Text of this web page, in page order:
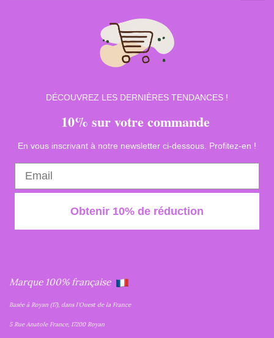
DÉCOUVREZ LES DERNIÈRES TENDANCES !
10% sur votre commande
En vous inscrivant à notre newsletter ci-dessous. Profitez-en !
Obtenir 10% de réduction
Marque 100% française
Basée à Royan (17), dans l'Ouest de la France
5 Rue Anatole France, 17200 Royan